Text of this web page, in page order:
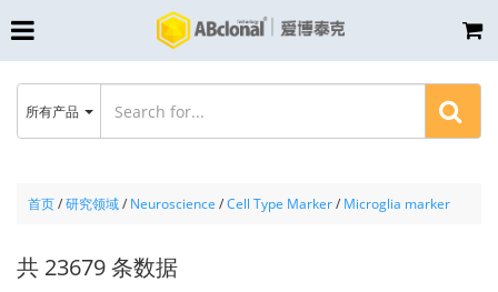
首页/研究领域/ Neuroscience /Cell Type Marker/ Microglia marker
共 23679 条数据
所有产品